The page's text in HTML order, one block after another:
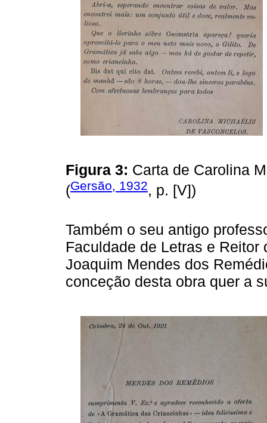
Figura 3: Carta de Carolina
(Gersão, 1932, p. [V])
Também o seu antigo
Faculdade de Letras e
Joaquim Mendes dos
conceção desta obra quer a